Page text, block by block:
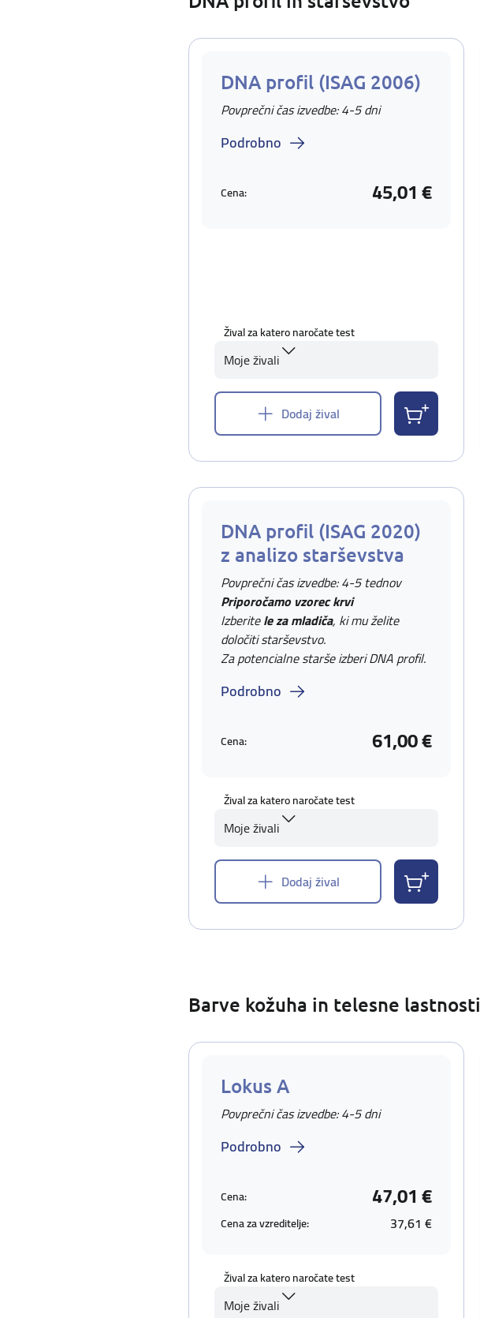
DNA profil (ISAG 2006)
Povprečni čas izvedbe: 4-5 dni
Podrobno
Cena: 45,01 €
Žival za katero naročate test
Moje živali
Dodaj žival
DNA profil (ISAG 2020)
z analizo starševstva
Povprečni čas izvedbe: 4-5 tednov
Priporočamo vzorec krvi
Izberitele za mladiča, ki mu želite
določiti starševstvo.
Za potencialne starše izberi DNA profil.
Podrobno
Cena: 61,00 €
Žival za katero naročate test
Moje živali
Dodaj žival
Barve kožuha in telesne lastnosti
Lokus A
Povprečni čas izvedbe: 4-5 dni
Podrobno
Cena: 47,01 €
Cena za vzreditelje: 37,61 €
Žival za katero naročate test
Moje živali